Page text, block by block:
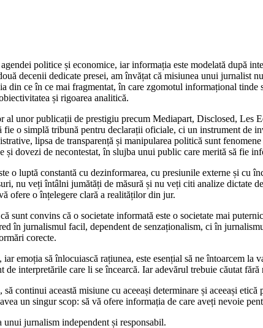
politice și economice, iar informația este modelată după
decenii dedicate presei, am învățat că misiunea unui jurnalist
din ce în ce mai fragmentat, în care zgomotul informațional
și rigoarea analitică.
al unor publicații de prestigiu precum Mediapart, Disclosed,
fie o simplă tribună pentru declarații oficiale, ci un instrument
lipsa de transparență și manipularea politică sunt
și dovezi de necontestat, în slujba unui public care merită să fie
o luptă constantă cu dezinformarea, cu presiunile externe și cu
nu veți întâlni jumătăți de măsură și nu veți citi analize dictate
ofere o înțelegere clară a realităților din jur.
sunt convins că o societate informată este o societate mai
în jurnalismul facil, dependent de senzaționalism, ci în
corecte.
emoția să înlocuiască rațiunea, este esențial să ne întoarcem
interpretările care li se încearcă. Iar adevărul trebuie căutat
continui această misiune cu aceeași determinare și aceeași
un singur scop: să vă ofere informația de care aveți nevoie
jurnalism independent și responsabil.